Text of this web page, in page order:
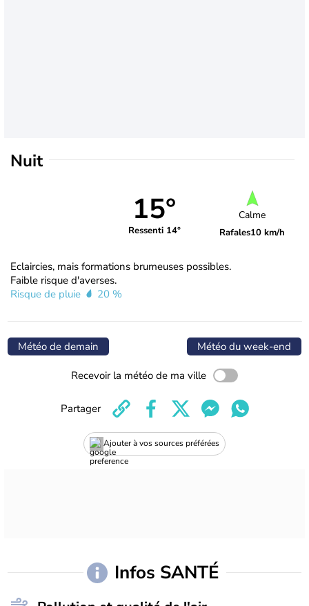
Nuit
15°
Ressenti 14°
Calme
Rafales10 km/h
Eclaircies, mais formations brumeuses possibles.
Faible risque d'averses.
Risque de pluie
20 %
Météo de demain Météo du week-end
Recevoir la météo de ma ville
Ajouter à vos sources préférées
Partager
Infos SANTÉ